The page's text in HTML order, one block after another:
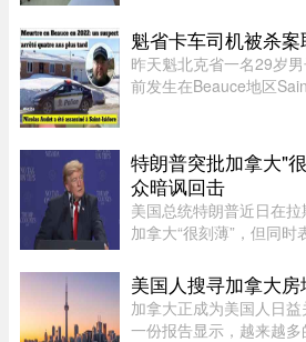
预算承诺削减资金，调整
获得省或地区医保的庇
魁省卡车司机被杀
昨天魁北克省一名29岁
前发生在Beauce地区
人étienne Gourde。
特朗普突批加拿大"
众暗讽回击
美国总统特朗普近日在
加拿大“很刻薄”，但同时
Casino Resort Spa 发表
议程。他在发言中谈到 ...
美国人搜寻加拿大
加拿大正成为美国人日
一份报告显示，越来越